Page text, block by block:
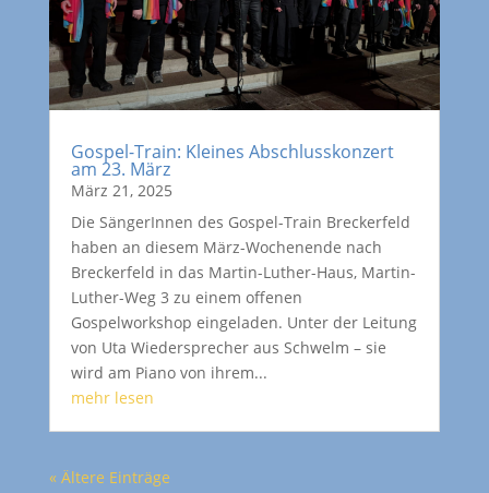
Gospel-Train: Kleines Abschlusskonzert
am 23. März
März 21, 2025
Die SängerInnen des Gospel-Train Breckerfeld
haben an diesem März-Wochenende nach
Breckerfeld in das Martin-Luther-Haus, Martin-
Luther-Weg 3 zu einem offenen
Gospelworkshop eingeladen. Unter der Leitung
von Uta Wiedersprecher aus Schwelm – sie
wird am Piano von ihrem...
mehr lesen
« Ältere Einträge